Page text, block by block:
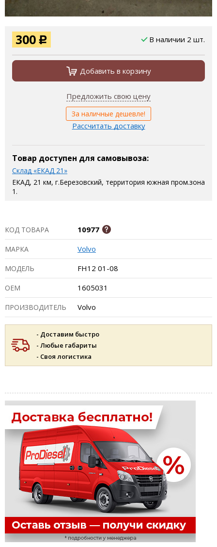
300 Р В наличии 2 шт.
Добавить в корзину
Предложить свою цену
За наличные дешевле!
Рассчитать доставку
Товар доступен для самовывоза:
Склад «ЕКАД 21»
ЕКАД, 21 км, г.Березовский, территория южная пром.зона
1.
КОД ТОВАРА 10977
МАРКА Volvo
МОДЕЛЬ FH12 01-08
ОЕМ 1605031
ПРОИЗВОДИТЕЛЬ Volvo
- Доставим быстро
- Любые габариты
- Своя логистика